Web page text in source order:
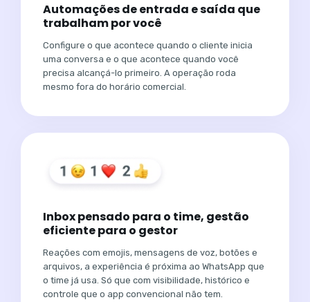
Automações de entrada e saída que
trabalham por você
Configure o que acontece quando o cliente inicia
uma conversa e o que acontece quando você
precisa alcançá-lo primeiro. A operação roda
mesmo fora do horário comercial.
Inbox pensado para o time, gestão
eficiente para o gestor
Reações com emojis, mensagens de voz, botões e
arquivos, a experiência é próxima ao WhatsApp que
o time já usa. Só que com visibilidade, histórico e
controle que o app convencional não tem.